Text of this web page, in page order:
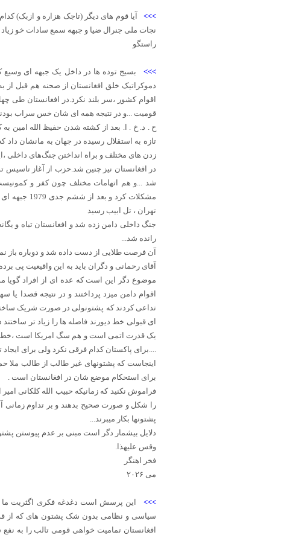
>>> آیا قوم های دیگر (تاجک هزاره و ازبک)
نجات ملی جنرال ضیا و جبهه سمع سادات خو
راستگو
>>> بسیج توده ها در داخل یک جبهه ای
دموکراتیک خلق افغانستان از صحنه هم قبل
اقوام کشور ،سر بلند نکرد.‌در افغانستان
قومیت ...و در نتیجه همه ای شان خس سراب بودند
ح . د. خ . ا. بعد از کشته شدن حفیظ الله
تازه به استقلال رسیده در جهان به مانشان
زدن های مختلف و براه انداختن جنگ‌های داخلی
در افغانستان نیز چنین شد.حزب از آغاز تاسیس
شد ...و هم اتهامات مختلف چون کفر و کمونیست
مشکلات
تهران ، تل ابیب رسید
جنگ داخلی دامن زده شد و افغانستان تباه و
رانده شد...
آن فرصت طلایی از دست داده شد و دوباره باز
آقای رحمانی و دگران باید به این واقیعیت پی برده
موضوع دگر این است که عده ای از افراد
اقوام دامن میزد پرداختند و در نتیجه قصدا
تداعی کردند که پشتونولی در صورت شریک
ای قبولی خط دیورند فاصله ها را زیاد تر
یک قدرت اتمی است و هم سگ امریکا است ،خط
....برای پاکستان کدام فرقی نکرد ولی برای
اینجاست که پشتونهای غیر طالب از طالب ملا
برای استحکام موضع شان در افغانستان است .
فراموش نکنید که زمانیکه حبیب الله کلکانی
را شکل و صورت صحیح بدهند و بر تداوم زمانی
پشتونها بکار میبرند...
دلایل بیشمار دگر است مبنی بر عدم پیوستن
وقس علیهذا.
فخر اهنگر
می ۲۰۲۶
>>> این پرسش است دغدغه فکری اگثریت ما
سیاسی و نظامی بدون شک پشتون های که از
افغانستان تمامیت خواهی قومی تالب را به